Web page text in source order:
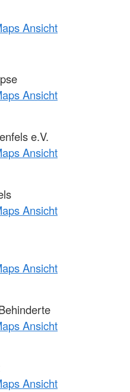
Ansicht
Ansicht
e.V.
Ansicht
Ansicht
Ansicht
Ansicht
Ansicht